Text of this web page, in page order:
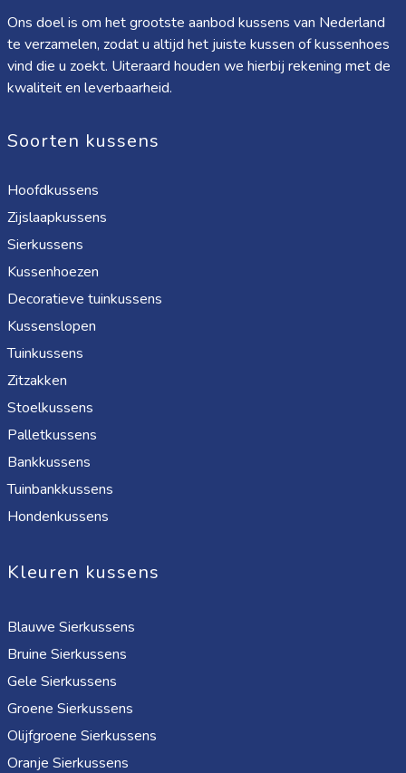
Ons doel is om het grootste aanbod kussens van Nederland
te verzamelen, zodat u altijd het juiste kussen of kussenhoes
vind die u zoekt. Uiteraard houden we hierbij rekening met de
kwaliteit en leverbaarheid.
Soorten kussens
Hoofdkussens
Zijslaapkussens
Sierkussens
Kussenhoezen
Decoratieve tuinkussens
Kussenslopen
Tuinkussens
Zitzakken
Stoelkussens
Palletkussens
Bankkussens
Tuinbankkussens
Hondenkussens
Kleuren kussens
Blauwe Sierkussens
Bruine Sierkussens
Gele Sierkussens
Groene Sierkussens
Olijfgroene Sierkussens
Oranje Sierkussens